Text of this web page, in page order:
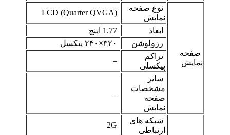
صفحه
نمایش
نوع صفحه
نمایش
(LCD (Quarter QVGA
ابعاد
رزولوشن
تراکم
پیکسلی
–
سایر
مشخصات
صفحه
نمایش
–
شبکه های
ارتباطی